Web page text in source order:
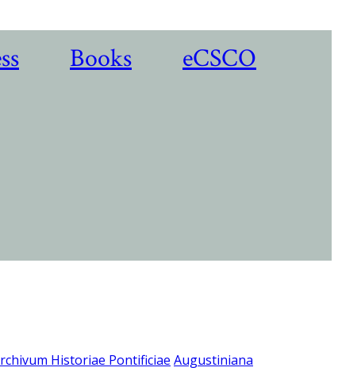
Books eCSCO
Historiae Pontificiae Augustiniana